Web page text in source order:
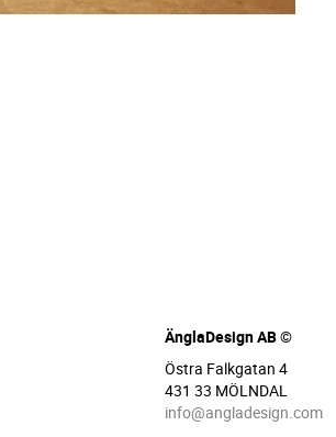
ÄnglaDesign AB ©
Östra Falkgatan 4
431 33 MÖLNDAL
info@angladesign.com